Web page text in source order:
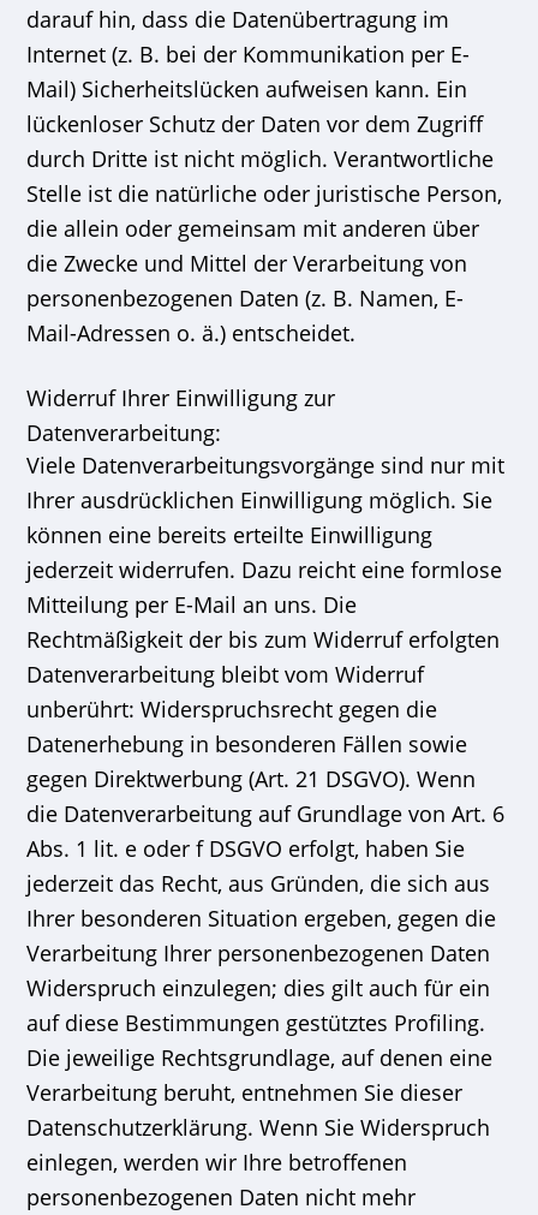
darauf hin, dass die Datenübertragung im
Internet (z. B. bei der Kommunikation per E-
Mail) Sicherheitslücken aufweisen kann. Ein
lückenloser Schutz der Daten vor dem Zugriff
durch Dritte ist nicht möglich. Verantwortliche
Stelle ist die natürliche oder juristische Person,
die allein oder gemeinsam mit anderen über
die Zwecke und Mittel der Verarbeitung von
personenbezogenen Daten (z. B. Namen, E-
Mail-Adressen o. ä.) entscheidet.
Widerruf Ihrer Einwilligung zur
Datenverarbeitung:
Viele Datenverarbeitungsvorgänge sind nur mit
Ihrer ausdrücklichen Einwilligung möglich. Sie
können eine bereits erteilte Einwilligung
jederzeit widerrufen. Dazu reicht eine formlose
Mitteilung per E-Mail an uns. Die
Rechtmäßigkeit der bis zum Widerruf erfolgten
Datenverarbeitung bleibt vom Widerruf
unberührt: Widerspruchsrecht gegen die
Datenerhebung in besonderen Fällen sowie
gegen Direktwerbung (Art. 21 DSGVO). Wenn
die Datenverarbeitung auf Grundlage von Art. 6
Abs. 1 lit. e oder f DSGVO erfolgt, haben Sie
jederzeit das Recht, aus Gründen, die sich aus
Ihrer besonderen Situation ergeben, gegen die
Verarbeitung Ihrer personenbezogenen Daten
Widerspruch einzulegen; dies gilt auch für ein
auf diese Bestimmungen gestütztes Profiling.
Die jeweilige Rechtsgrundlage, auf denen eine
Verarbeitung beruht, entnehmen Sie dieser
Datenschutzerklärung. Wenn Sie Widerspruch
einlegen, werden wir Ihre betroffenen
personenbezogenen Daten nicht mehr